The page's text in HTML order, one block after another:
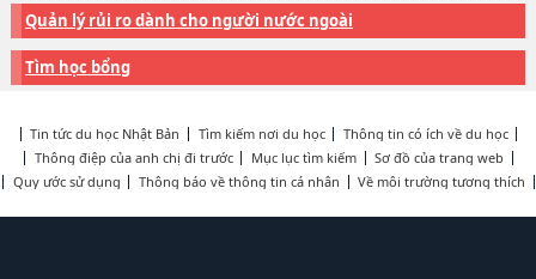
Quản lý rủi ro dành cho người nước ngoài
Tìm học bổng
Tin tức du học Nhật Bản Tìm kiếm nơi du học
Thông tin có ích về du học
Thông điệp của anh chị đi trước
Mục lục tìm kiếm
Sơ đồ của trang web
Quy ước sử dụng
Thông báo về thông tin cá nhân Về môi trường tương thích